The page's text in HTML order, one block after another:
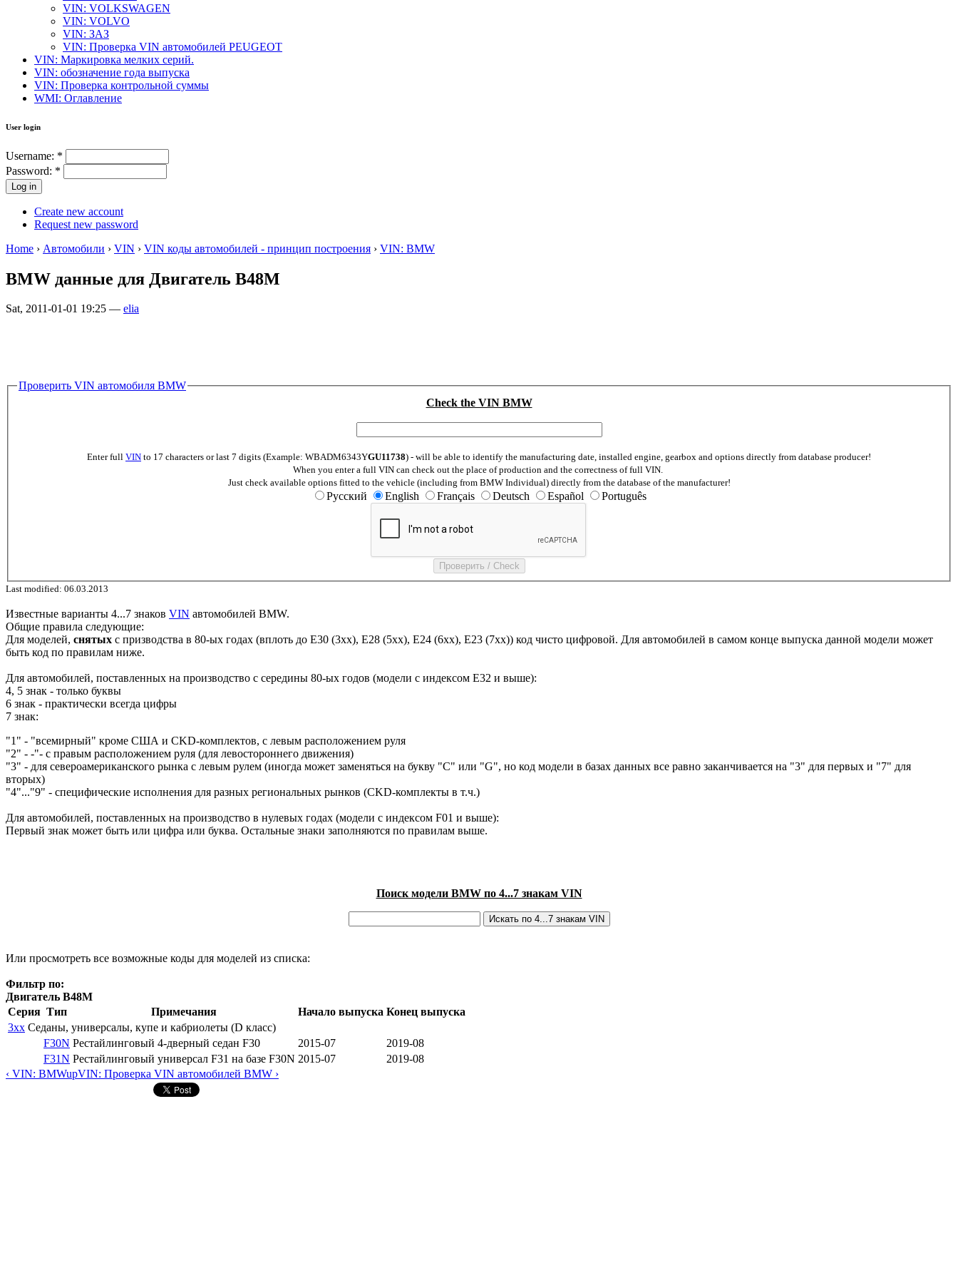
VIN: VOLKSWAGEN
VIN: VOLVO
VIN: ЗАЗ
VIN: Проверка VIN автомобилей PEUGEOT
VIN: Маркировка мелких серий.
VIN: обозначение года выпуска
VIN: Проверка контрольной суммы
WMI: Оглавление
User login
Username: *
Password: *
Create new account
Request new password
Home › Автомобили › VIN › VIN коды автомобилей - принцип построения › VIN: BMW
BMW данные для Двигатель B48M
Sat, 2011-01-01 19:25 — elia
Проверить VIN автомобиля BMW
Check the VIN BMW
Enter full VIN to 17 characters or last 7 digits (Example: WBADM6343YGU11738) - will be able to identify the manufacturing date, installed engine, gearbox and options directly from database producer!
When you enter a full VIN can check out the place of production and the correctness of full VIN.
Just check available options fitted to the vehicle (including from BMW Individual) directly from the database of the manufacturer!
Русский English Français Deutsch Español Português
Last modified: 06.03.2013
Известные варианты 4...7 знаков VIN автомобилей BMW.
Общие правила следующие:
Для моделей, снятых с призводства в 80-ых годах (вплоть до E30 (3xx), E28 (5xx), E24 (6xx), E23 (7xx)) код чисто цифровой. Для автомобилей в самом конце выпуска данной модели может
быть код по правилам ниже.
Для автомобилей, поставленных на производство с середины 80-ых годов (модели с индексом E32 и выше):
4, 5 знак - только буквы
6 знак - практически всегда цифры
7 знак:
"1" - "всемирный" кроме США и CKD-комплектов, с левым расположением руля
"2" - -"- с правым расположением руля (для левостороннего движения)
"3" - для североамериканского рынка с левым рулем (иногда может заменяться на букву "C" или "G", но код модели в базах данных все равно заканчивается на "3" для первых и "7" для
вторых)
"4"..."9" - специфические исполнения для разных региональных рынков (CKD-комплекты в т.ч.)
Для автомобилей, поставленных на производство в нулевых годах (модели с индексом F01 и выше):
Первый знак может быть или цифра или буква. Остальные знаки заполняются по правилам выше.
Поиск модели BMW по 4...7 знакам VIN
Или просмотреть все возможные коды для моделей из списка:
Фильтр по:
Двигатель B48M
Серия Тип Примечания Начало выпуска Конец выпуска
3xx Седаны, универсалы, купе и кабриолеты (D класс)
F30N Рестайлинговый 4-дверный седан F30 2015-07
2019-08
F31N Рестайлинговый универсал F31 на базе F30N 2015-07
2019-08
‹ VIN: BMWupVIN: Проверка VIN автомобилей BMW ›